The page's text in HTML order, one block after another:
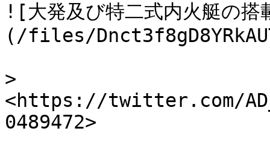
![大発及び特二式内火艇の搭
(/files/
>
<https://twitter.com/
0489472>